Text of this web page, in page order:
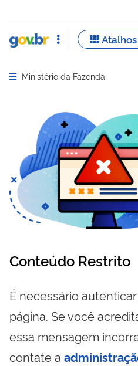
Abrir menu principal de
Ministério da Fazenda
Conteúdo Restrito
É necessário
página. Se você
essa mensagem
contate a